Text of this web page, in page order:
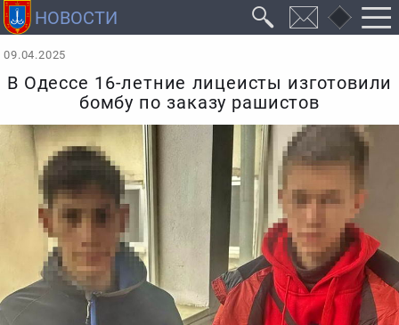
09.04.2025
В Одессе 16-летние лицеисты изготовили
бомбу по заказу рашистов